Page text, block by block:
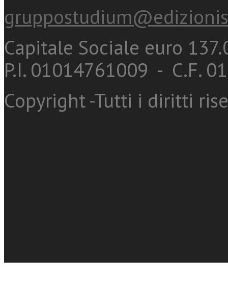
Capitale Sociale euro
P.I. 01014761009 - C.F.
Copyright -Tutti i diritti